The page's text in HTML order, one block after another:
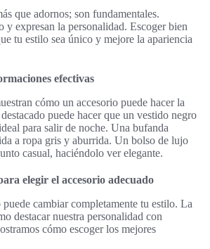
que adornos; son fundamentales.
y expresan la personalidad. Escoger bien
tu estilo sea único y mejore la apariencia
efectivas
cómo un accesorio puede hacer la
puede hacer que un vestido negro
para salir de noche. Una bufanda
a ropa gris y aburrida. Un bolso de lujo
casual, haciéndolo ver elegante.
elegir el accesorio adecuado
cambiar completamente tu estilo. La
destacar nuestra personalidad con
cómo escoger los mejores